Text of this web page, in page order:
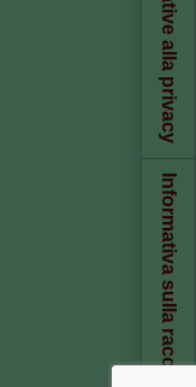
Informativa sulla raccolta